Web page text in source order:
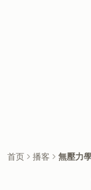
首页 播客 無壓力